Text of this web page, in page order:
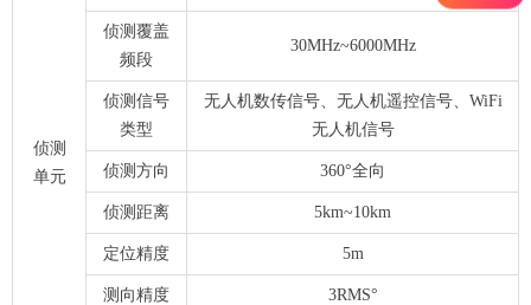
侦测
单元
侦测覆盖
频段
30MHz~6000MHz
侦测信号
类型
无人机数传信号、无人机遥控信号、WiFi
无人机信号
侦测方向 360°全向
侦测距离 5km~10km
定位精度 5m
测向精度 3RMS°